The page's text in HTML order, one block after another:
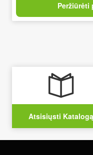
Peržiūrėti
Atsisiųsti Katalogą